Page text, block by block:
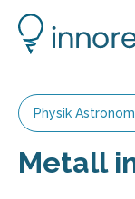
Physik
Metall